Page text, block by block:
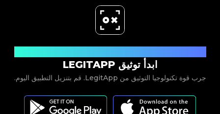
ابدأ توثيق LEGITAPP
جرب قوة تكنولوجيا التوثيق من LegitApp. قم بتنزيل التطبيق اليوم.